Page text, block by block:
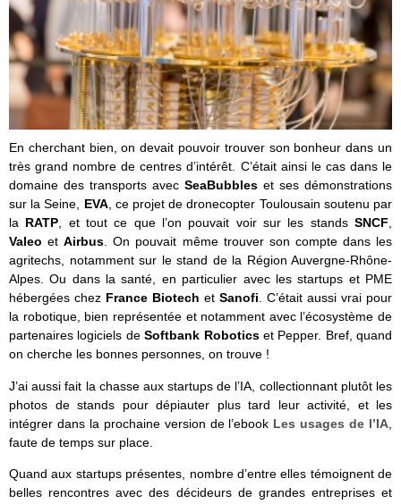
En cherchant bien, on devait pouvoir trouver son bonheur dans un
très grand nombre de centres d’intérêt. C’était ainsi le cas dans le
domaine des transports avec SeaBubbles et ses démonstrations
sur la Seine, EVA, ce projet de dronecopter Toulousain soutenu par
la RATP, et tout ce que l’on pouvait voir sur les standsSNCF,
Valeo etAirbus. On pouvait même trouver son compte dans les
agritechs, notamment sur le stand de la Région Auvergne-Rhône-
Alpes. Ou dans la santé, en particulier avec les startups et PME
hébergées chez France Biotech et Sanofi. C’était aussi vrai pour
la robotique, bien représentée et notamment avec l’écosystème de
partenaires logiciels deSoftbank Roboticset Pepper. Bref, quand
on cherche les bonnes personnes, on trouve !
J’ai aussi fait la chasse aux startups de l’IA, collectionnant plutôt les
photos de stands pour dépiauter plus tard leur activité, et les
intégrer dans la prochaine version de l’ebook Les usages de l’IA
faute de temps sur place.
Quand aux startups présentes, nombre d’entre elles témoignent de
belles rencontres avec des décideurs de grandes entreprises et